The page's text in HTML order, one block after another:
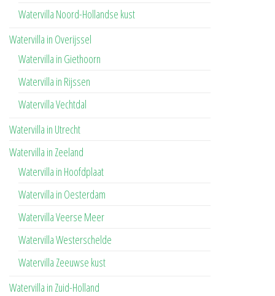
Watervilla Noord-Hollandse kust
Watervilla in Overijssel
Watervilla in Giethoorn
Watervilla in Rijssen
Watervilla Vechtdal
Watervilla in Utrecht
Watervilla in Zeeland
Watervilla in Hoofdplaat
Watervilla in Oesterdam
Watervilla Veerse Meer
Watervilla Westerschelde
Watervilla Zeeuwse kust
Watervilla in Zuid-Holland